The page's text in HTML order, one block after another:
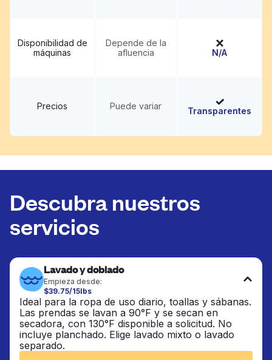
Disponibilidad de
máquinas
Depende de la
afluencia
N/A
Precios Puede variar Transparentes
Descubra nuestros
servicios
Lavado y doblado
Empieza desde:
$39.75/15lbs
Ideal para la ropa de uso diario, toallas y sábanas.
Las prendas se lavan a 90°F y se secan en
secadora, con 130°F disponible a solicitud. No
incluye planchado. Elige lavado mixto o lavado
separado.